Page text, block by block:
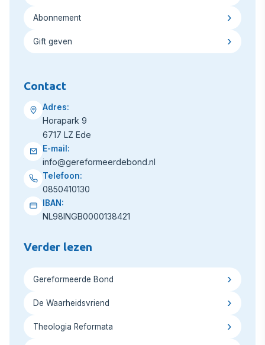
Abonnement
Gift geven
Contact
Adres:
Horapark 9
6717 LZ Ede
E-mail:
info@gereformeerdebond.nl
Telefoon:
0850410130
IBAN:
NL98INGB0000138421
Verder lezen
Gereformeerde Bond
De Waarheidsvriend
Theologia Reformata